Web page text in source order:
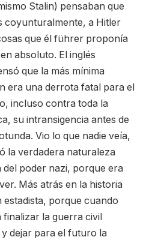
Stalin) pensaban que
coyunturalmente, a Hitler
que él führer proponía
absoluto. El inglés
que la más mínima
era una derrota fatal para el
incluso contra toda la
su intransigencia antes de
Vio lo que nadie veía,
la verdadera naturaleza
poder nazi, porque era
Más atrás en la historia
porque cuando
la guerra civil
dejar para el futuro la